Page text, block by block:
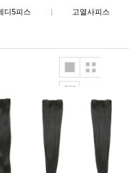
디5피스 고열사피스